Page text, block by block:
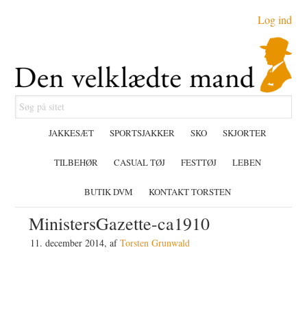
navigation
sidebar
Log ind
Søg
på
JAKKESÆT SPORTSJAKKER SKO SKJORTER
TILBEHØR CASUAL TØJ FESTTØJ LEBEN
BUTIK DVM KONTAKT TORSTEN
MinistersGazette-ca1910
11. december 2014, afTorsten Grunwald